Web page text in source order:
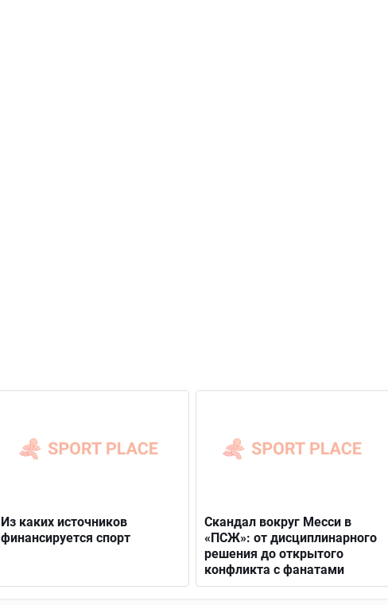
Из каких источников
финансируется спорт
Скандал вокруг Месси в
«ПСЖ»: от дисциплинарного
решения до открытого
конфликта с фанатами